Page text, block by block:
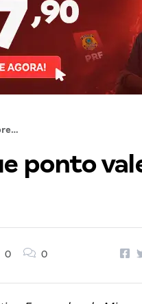
Delação premiada: até que ponto vale a pena?
ponto
0 0